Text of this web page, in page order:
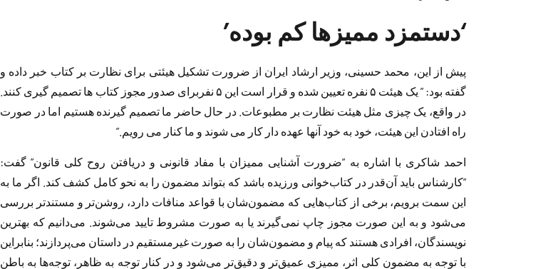
‘دستمزد ممیزها کم بوده’
پیش از این، محمد حسینی، وزیر ارشاد ایران از ضرورت تشکیل هیئتی برای نظارت بر کتاب خبر داده و
گفته بود: ” یک هیئت ۵ نفره تعیین شده و قرار است این ۵ نفربرای صدور مجوز کتاب ها تصمیم گیری کنند.
در واقع، یک چیزی مثل هیئت نظارت بر مطبوعات. در حال حاضر ما تصمیم گیرنده هستیم اما در صورت
راه افتادن این هیئت، خود به خود آنها عهده دار کار می شوند و ما کنار می رویم.”
احمد شاکری با اشاره به “ضرورت آشنایی ممیزان با مفاد قانونی و دریافتن روح کلی قانون” گفت:
“کارشناس باید آن‌قدر در کتاب‌خوانی ورزیده باشد که بتواند مضمون را به نحو کامل کشف کند. اگر ما به
این سمت برویم، برخی از کتاب‌هایی که مضمون‌شان با قواعد منافات دارد، روشن‌تر و مستند‌تر بررسی
می‌شود و به این صورت مجوز چاپ نمی‌گیرند یا به صورت مشروط تایید می‌شوند. می‌دانیم که بهترین
نویسندگان، افرادی هستند که پیام و مضمون‌شان را به صورت غیرمستقیم در داستان می‌پردازند؛ بنابراین
با توجه به مضمون کلی اثر، ممیزی عمیق‌تر و دقیق‌تر می‌شود و در کنار توجه به ظاهر، توجه‌ها به باطن